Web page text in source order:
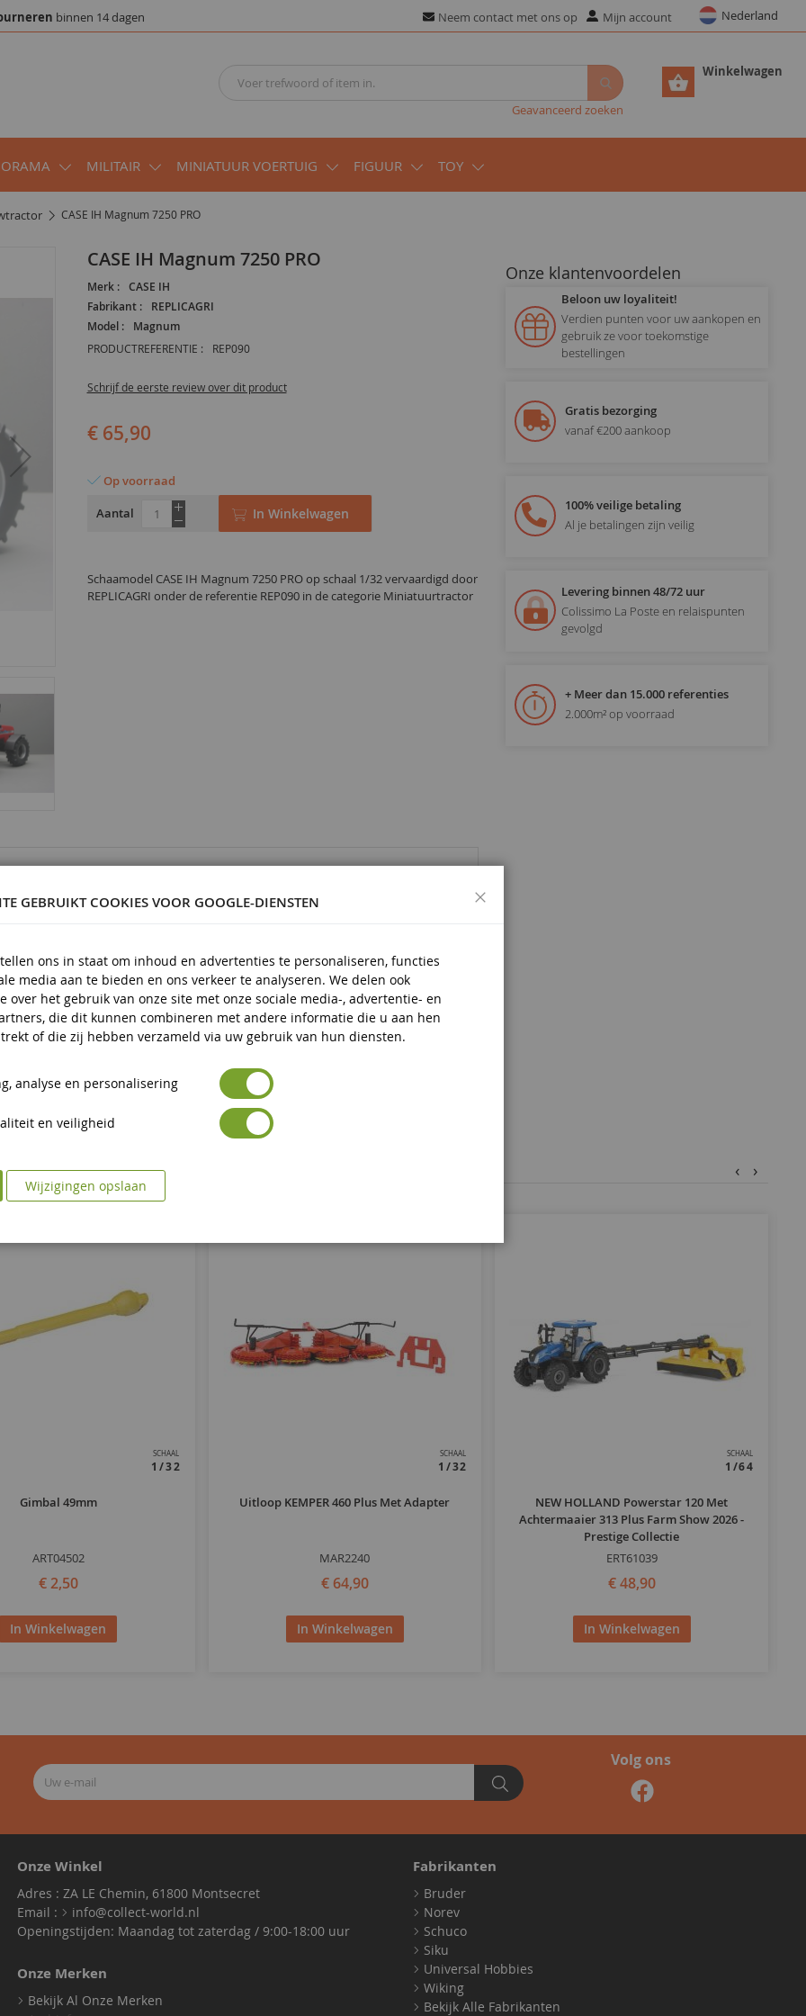
binnen 14 dagen Neem contact met ons op Mijn account Nederland
Winkelwagen
Geavanceerd zoeken
MILITAIR MINIATUUR VOERTUIG FIGUUR TOY
CASE IH Magnum 7250 PRO
CASE IH Magnum 7250 PRO
Merk :
CASE IH
Fabrikant :
REPLICAGRI
Model :
Magnum
PRODUCTREFERENTIE : REP090
Schrijf de eerste review over dit product
€ 65,90
Op voorraad
Aantal
In Winkelwagen
Schaamodel CASE IH Magnum 7250 PRO op schaal 1/32 vervaardigd door
REPLICAGRI onder de referentie REP090 in de categorie Miniatuurtractor
kunststof
ouder
Onze klantenvoordelen
Beloon uw loyaliteit!
Verdien punten voor uw aankopen en
gebruik ze voor toekomstige
bestellingen
Gratis bezorging
vanaf €200 aankoop
100% veilige betaling
Al je betalingen zijn veilig
Levering binnen 48/72 uur
Colissimo La Poste en relaispunten
gevolgd
+ Meer dan 15.000 referenties
2.000m² op voorraad
SCHAAL
1/32
Gimbal 49mm
ART04502
€ 2,50
In Winkelwagen
SCHAAL
1/32
Uitloop KEMPER 460 Plus Met Adapter
MAR2240
€ 64,90
In Winkelwagen
SCHAAL
1/64
NEW HOLLAND Powerstar 120 Met
Achtermaaier 313 Plus Farm Show 2026 -
Prestige Collectie
ERT61039
€ 48,90
In Winkelwagen
‹ ›
Volg ons
Onze Winkel
Adres : ZA LE Chemin, 61800 Montsecret
Email :
info@collect-world.nl
Openingstijden: Maandag tot zaterdag / 9:00-18:00 uur
Onze Merken
Bekijk Al Onze Merken
Fabrikanten
Bruder
Norev
Schuco
Siku
Universal Hobbies
Wiking
Bekijk Alle Fabrikanten
GEBRUIKT COOKIES VOOR GOOGLE-DIENSTEN
ons in staat om inhoud en advertenties te personaliseren, functies
media aan te bieden en ons verkeer te analyseren. We delen ook
over het gebruik van onze site met onze sociale media-, advertentie- en
die dit kunnen combineren met andere informatie die u aan hen
of die zij hebben verzameld via uw gebruik van hun diensten.
analyse en personalisering
en veiligheid
Wijzigingen opslaan